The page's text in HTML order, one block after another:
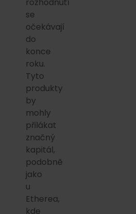
se
očekávají
do
konce
roku.
Tyto
produkty
by
mohly
přilákat
značný
kapitál,
podobně
jako
u
Etherea,
kde